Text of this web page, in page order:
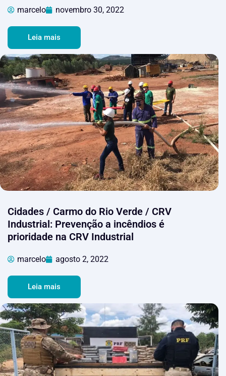
marcelo novembro 30, 2022
Leia mais
Cidades / Carmo do Rio Verde / CRV
Industrial: Prevenção a incêndios é
prioridade na CRV Industrial
marcelo agosto 2, 2022
Leia mais